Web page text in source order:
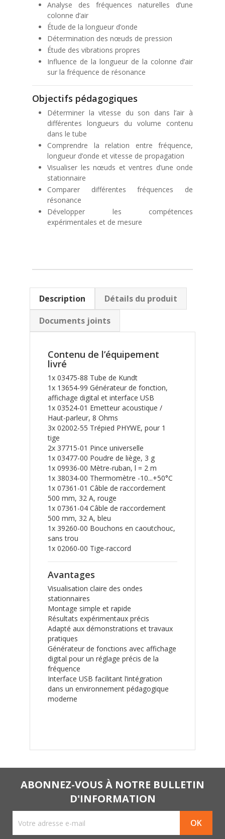
Analyse des fréquences naturelles d’une
colonne d’air
Étude de la longueur d’onde
Détermination des nœuds de pression
Étude des vibrations propres
Influence de la longueur de la colonne d’air
sur la fréquence de résonance
Objectifs pédagogiques
Déterminer la vitesse du son dans l’air à
différentes longueurs du volume contenu
dans le tube
Comprendre la relation entre fréquence,
longueur d’onde et vitesse de propagation
Visualiser les nœuds et ventres d’une onde
stationnaire
Comparer différentes fréquences de
résonance
Développer les compétences
expérimentales et de mesure
Description
Détails du produit
Documents joints
Contenu de l’équipement
livré
1x 03475-88 Tube de Kundt
1x 13654-99 Générateur de fonction,
affichage digital et interface USB
1x 03524-01 Emetteur acoustique /
Haut-parleur, 8 Ohms
3x 02002-55 Trépied PHYWE, pour 1
tige
2x 37715-01 Pince universelle
1x 03477-00 Poudre de liège, 3 g
1x 09936-00 Mètre-ruban, l = 2 m
1x 38034-00 Thermomètre -10...+50°C
1x 07361-01 Câble de raccordement
500 mm, 32 A, rouge
1x 07361-04 Câble de raccordement
500 mm, 32 A, bleu
1x 39260-00 Bouchons en caoutchouc,
sans trou
1x 02060-00 Tige-raccord
Avantages
Visualisation claire des ondes
stationnaires
Montage simple et rapide
Résultats expérimentaux précis
Adapté aux démonstrations et travaux
pratiques
Générateur de fonctions avec affichage
digital pour un réglage précis de la
fréquence
Interface USB facilitant l’intégration
dans un environnement pédagogique
moderne
ABONNEZ-VOUS À NOTRE BULLETIN
D'INFORMATION